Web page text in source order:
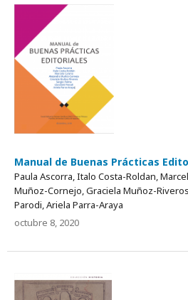
Manual de Buenas Prácticas
Paula Ascorra, Italo Costa-Roldan,
Muñoz-Cornejo, Graciela Muñoz-
Parodi, Ariela Parra-Araya
octubre 8, 2020